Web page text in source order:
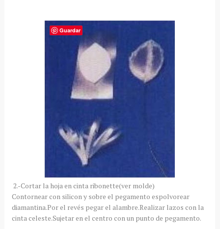
2.-Cortar la hoja en cinta ribonette(ver molde)
Contornear con silicon y sobre el pegamento espolvorear
diamantina.Por el revés pegar el alambre.Realizar lazos con la
cinta celeste.Sujetar en el centro con un punto de pegamento.
Guardar